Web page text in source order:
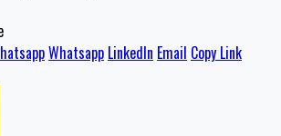
Whatsapp LinkedIn Email Copy Link